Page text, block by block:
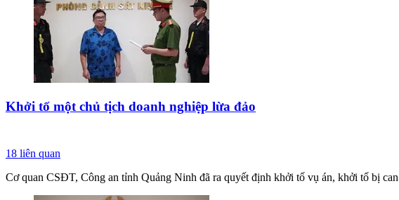
Khởi tố một chủ tịch doanh nghiệp lừa đảo
18 liên quan
Cơ quan CSĐT, Công an tỉnh Quảng Ninh đã ra quyết định khởi tố vụ án, khởi tố bị